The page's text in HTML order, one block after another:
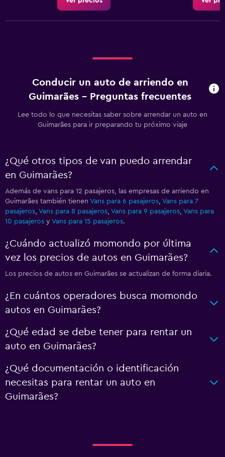
Conducir un auto de arriendo en
Guimarães - Preguntas frecuentes
Lee todo lo que necesitas saber sobre arrendar un auto en
Guimarães para ir preparando tu próximo viaje
¿Qué otros tipos de van puedo arrendar
en Guimarães?
Además de vans para 12 pasajeros, las empresas de arriendo en
Guimarães también tienen Vans para 6 pasajeros, Vans para 7
pasajeros, Vans para 8 pasajeros, Vans para 9 pasajeros, Vans para
10 pasajeros y Vans para 15 pasajeros.
¿Cuándo actualizó momondo por última
vez los precios de autos en Guimarães?
Los precios de autos en Guimarães se actualizan de forma diaria.
¿En cuántos operadores busca momondo
autos en Guimarães?
¿Qué edad se debe tener para rentar un
auto en Guimarães?
¿Qué documentación o identificación
necesitas para rentar un auto en
Guimarães?